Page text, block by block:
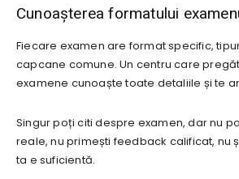
Cunoașterea formatului
Fiecare examen are format specific,
capcane comune. Un centru care
examene cunoaște toate detaliile și te
Singur poți citi despre examen, dar nu
reale, nu primești feedback calificat, nu
ta e suficientă.